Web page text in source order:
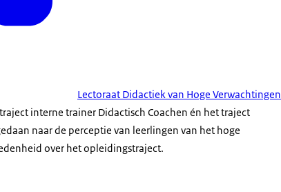
Lectoraat Didactiek van Hoge Verwachtingen
interne trainer Didactisch Coachen én het traject
naar de perceptie van leerlingen van het hoge
over het opleidingstraject.